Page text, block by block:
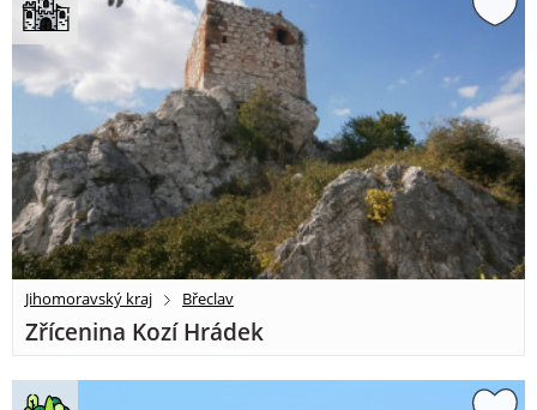
Jihomoravský kraj Břeclav
Zřícenina Kozí Hrádek